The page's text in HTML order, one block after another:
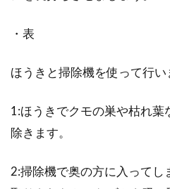
・表
ほうきと掃除機を使って行い
1:ほうきでクモの巣や枯れ葉
除きます。
2:掃除機で奥の方に入って